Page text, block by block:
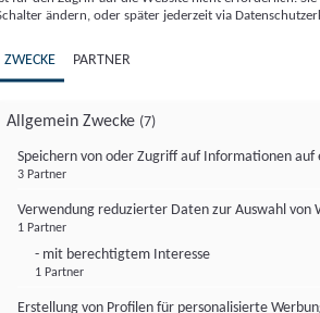
oder von dort ausgelesen werden, um es
wenn es eine App oder einer Webseite
einen oder mehrere der hier aufgeführten
ändern, oder später jederzeit via
ZWECKE PARTNER
Allgemein Zwecke (7)
Speichern von oder Zugriff auf Informationen auf
3 Partner
Verwendung reduzierter Daten zur Auswahl von
1 Partner
- mit berechtigtem Interesse
1 Partner
Erstellung von Profilen für personalisierte